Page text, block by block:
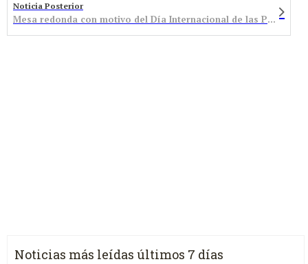
Noticia Posterior
Mesa redonda con motivo del Día Internacional de las Personas Mayores
Noticias más leídas últimos 7 días